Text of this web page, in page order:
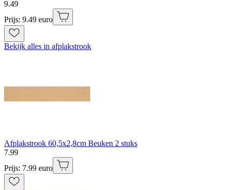
9.49
Prijs: 9.49 euro
Bekijk alles in afplakstrook
Afplakstrook 60,5x2,8cm Beuken 2 stuks
7.99
Prijs: 7.99 euro